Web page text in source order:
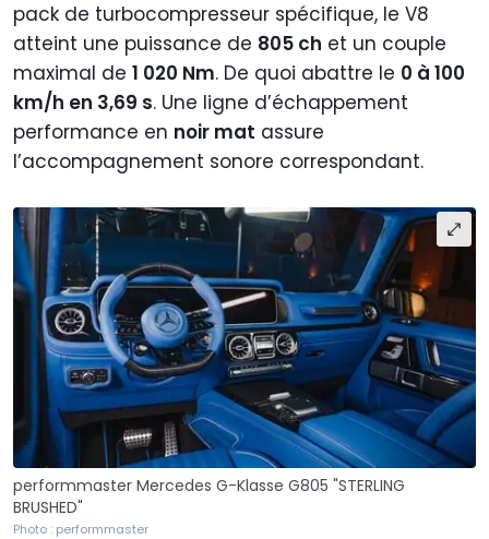
pack de turbocompresseur spécifique, le V8
atteint une puissance de 805 ch et un couple
maximal de 1 020 Nm. De quoi abattre le 0 à 100
km/h en 3,69 s. Une ligne d’échappement
performance en noir mat assure
l’accompagnement sonore correspondant.
performmaster Mercedes G-Klasse G805 "STERLING
BRUSHED"
Photo : performmaster